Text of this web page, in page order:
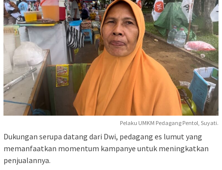
Pelaku UMKM Pedagang Pentol, Suyati.
Dukungan serupa datang dari Dwi, pedagang es lumut yang
memanfaatkan momentum kampanye untuk meningkatkan
penjualannya.